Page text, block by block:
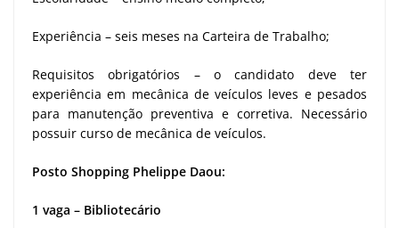
Experiência – seis meses na Carteira de Trabalho;
Requisitos obrigatórios – o candidato deve ter
experiência em mecânica de veículos leves e pesados
para manutenção preventiva e corretiva. Necessário
possuir curso de mecânica de veículos.
Posto Shopping Phelippe Daou:
1 vaga – Bibliotecário